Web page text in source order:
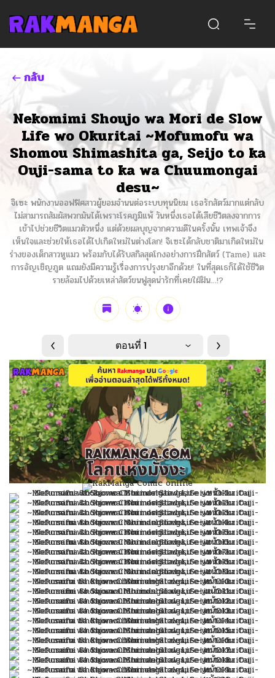
กลับ
Nekomimi Shoujo wa Mori de Slow
Life wo Okuritai ~Mofumofu wa
Shomou Shimashita ga, Seijo to ka
Ouji-sama to ka wa Chuumongai
desu~
จิเซะ พนักงานออฟฟิศสาวผู้ยอมจำนนต่อระบบทุนนิยม เธอรักสัตว์มากแต่กลับ
ไม่สามารถสัมผัสพวกมันได้เพราะโรคภูมิแพ้ วันหนึ่งเธอได้เสียชีวิตลงจากการ
เข้าไปช่วยชีวิตแมวตัวหนึ่ง แต่ด้วยผลบุญจากความดีในครั้งนั้น เทพเจ้าจึง
เห็นใจและช่วยให้เธอได้ไปเกิดใหม่ในต่างโลก! จิเซะได้กลับชาติมาเกิดใหม่ใน
ร่างของเด็กสาวหูแมว พร้อมกับได้รับสกิลสุดโกงอย่างการฝึกสัตว์ (Tame) และ
การอัญเชิญภูต แถมยังมีความรู้เรื่องการปรุงยาอีกด้วย! ในที่สุดเธก็ได้ใช้ชีวิต
รายล้อมไปด้วยเหล่าสัตว์ขนฟูสุดน่ารักที่เคยใฝ่ฝัน…!?
ตอนที่ 1